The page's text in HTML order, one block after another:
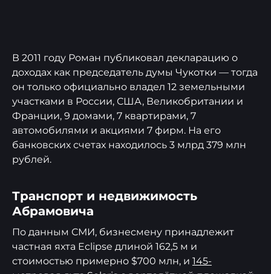
В 2011 году Роман публиковал декларацию о
доходах как председатель думы Чукотки — тогда
он только официально владел 12 земельными
участками в России, США, Великобритании и
Франции, 9 домами, 7 квартирами, 7
автомобилями и акциями 7 фирм. На его
банковских счетах находилось 3 млрд 379 млн
рублей.
Транспорт и недвижимость
Абрамовича
По данным СМИ, бизнесмену принадлежит
частная яхта Eclipse длиной 162,5 м и
стоимостью примерно $700 млн, и 145-